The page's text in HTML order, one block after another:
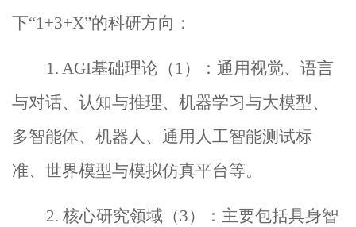
下“1+3+X”的科研方向：
1. AGI基础理论 （ 1 ）：通用视觉、语言
与对话、认知与推理、机器学习与大模型、
多智能体、机器人、通用人工智能测试标
准、世界模型与模拟仿真平台等。
2. 核心研究领域（3）：主要包括具身智